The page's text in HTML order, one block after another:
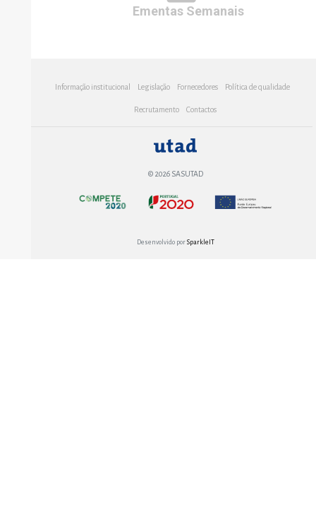
Ementas Semanais
Informação institucional Legislação Fornecedores Política de qualidade
Recrutamento Contactos
© 2026 SASUTAD
Desenvolvido por SparkleIT